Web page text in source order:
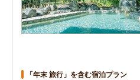
「年末 旅行」を含む宿泊プラン